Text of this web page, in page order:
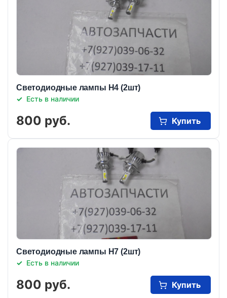
Светодиодные лампы Н4 (2шт)
Есть в наличии
800 руб. Купить
Светодиодные лампы Н7 (2шт)
Есть в наличии
800 руб. Купить